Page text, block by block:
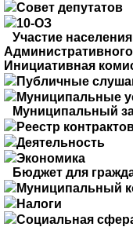
Совет депутатов
10-ОЗ
Участие
Инициативная
Публичные
Муниципальные
Муниципальный
Реестр
Деятельность
Экономика
Бюджет для
Муниципальный
Налоги
Социальная